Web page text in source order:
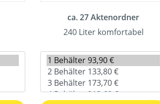
ca. 27 Aktenordner
240 Liter komfortabel